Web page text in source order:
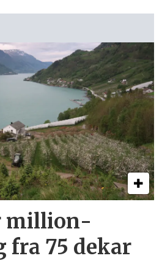
million­
fra 75 dekar